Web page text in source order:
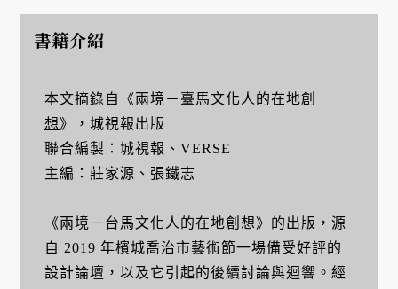
書籍介紹
本文摘錄自《兩境－臺馬文化人的在地創
想》，城視報出版
聯合編製：城視報、VERSE
主編：莊家源、張鐵志
《兩境－台馬文化人的在地創想》的出版，源
自 2019 年檳城喬治市藝術節一場備受好評的
設計論壇，以及它引起的後續討論與迴響。經